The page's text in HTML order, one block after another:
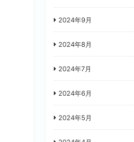
2024年9月
2024年8月
2024年7月
2024年6月
2024年5月